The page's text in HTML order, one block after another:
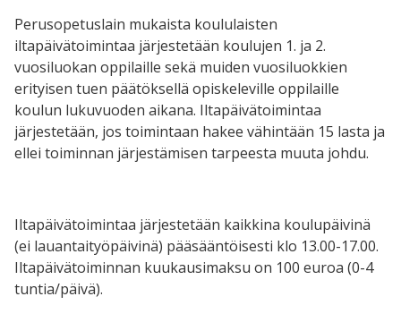
Perusopetuslain mukaista koululaisten
iltapäivätoimintaa järjestetään koulujen 1. ja 2.
vuosiluokan oppilaille sekä muiden vuosiluokkien
erityisen tuen päätöksellä opiskeleville oppilaille
koulun lukuvuoden aikana. Iltapäivätoimintaa
järjestetään, jos toimintaan hakee vähintään 15 lasta ja
ellei toiminnan järjestämisen tarpeesta muuta johdu.
Iltapäivätoimintaa järjestetään kaikkina koulupäivinä
(ei lauantaityöpäivinä) pääsääntöisesti klo 13.00-17.00.
Iltapäivätoiminnan kuukausimaksu on 100 euroa (0-4
tuntia/päivä).